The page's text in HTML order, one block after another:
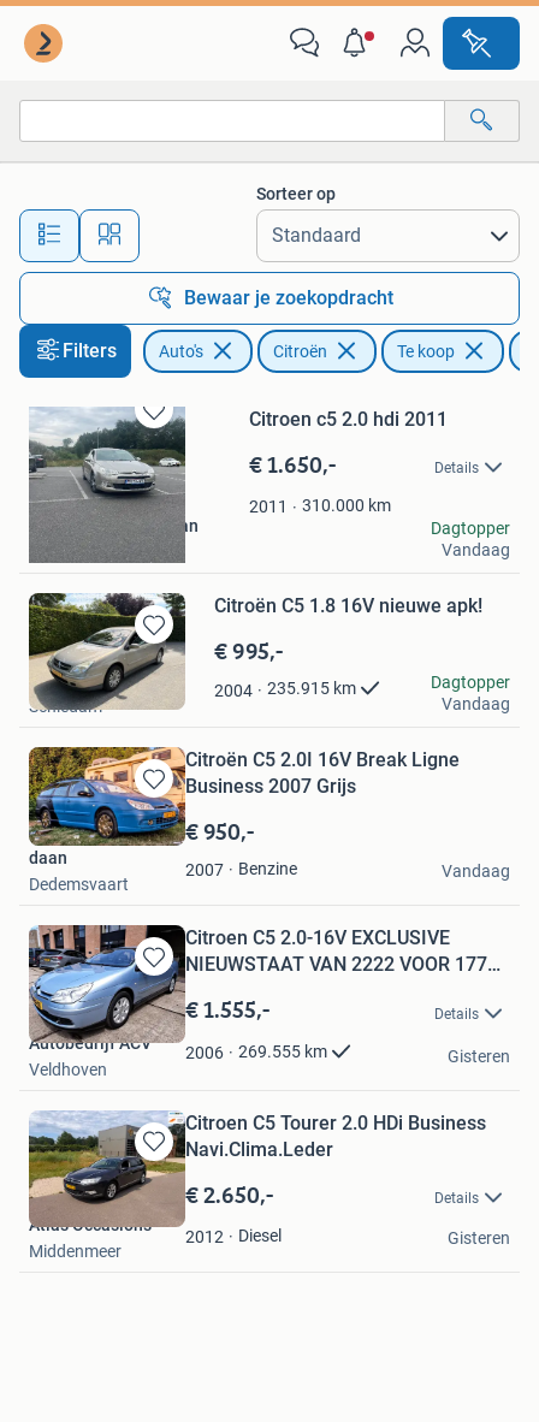
Alle afstanden…
Sorteer op
Bewaar je zoekopdracht
Filters Auto's Citroën Te koop
Bewaren
in
Mijn
Favorieten
Citroen c5 2.0 hdi 2011
€ 1.650,- Details
2011 310.000 km
Florian Filimon Clotan
Vlijmen
Dagtopper
Vandaag
Bewaren
in
Mijn
Favorieten
Citroën C5 1.8 16V nieuwe apk!
€ 995,-
2004 235.915 km
Niels
Schiedam
Dagtopper
Vandaag
Bewaren
in
Mijn
Favorieten
Citroën C5 2.0I 16V Break Ligne
Business 2007 Grijs
€ 950,-
2007 Benzine
daan
Dedemsvaart
Vandaag
Bewaren
in
Mijn
Favorieten
Citroen C5 2.0-16V EXCLUSIVE
NIEUWSTAAT VAN 2222 VOOR 1777
€ 1.555,- Details
2006 269.555 km
Autobedrijf ACV
Veldhoven
Gisteren
Bewaren
in
Favorieten
Citroen C5 Tourer 2.0 HDi Business
Navi.Clima.Leder
€ 2.650,- Details
2012 Diesel
Atlas Occasions
Middenmeer
Gisteren